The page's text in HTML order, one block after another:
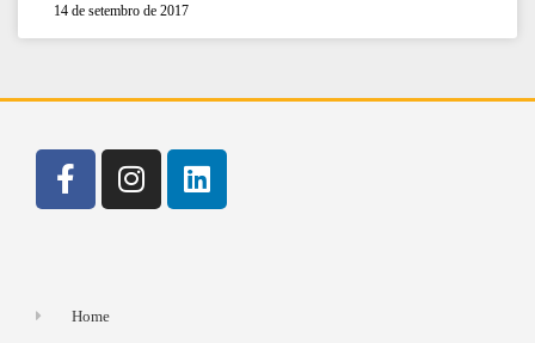
14 de setembro de 2017
Home